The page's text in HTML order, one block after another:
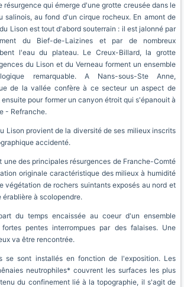
résurgence qui émerge d'une grotte creusée dans le
salinois, au fond d'un cirque rocheux. En amont de
Lison est tout d'abord souterrain : il est jalonné par
du Bief-de-Laizines et par de nombreux
l'eau du plateau. Le Creux-Billard, la grotte
du Lison et du Verneau forment un ensemble
remarquable. A Nans-sous-Ste Anne,
de la vallée confère à ce secteur un aspect de
pour former un canyon étroit qui s'épanouit à
- Refranche.
Lison provient de la diversité de ses milieux inscrits
accidenté.
une des principales résurgences de Franche-Comté
originale caractéristique des milieux à humidité
végétation de rochers suintants exposés au nord et
à scolopendre.
du temps encaissée au coeur d'un ensemble
pentes interrompues par des falaises. Une
va être rencontrée.
se sont installés en fonction de l'exposition. Les
neutrophiles* couvrent les surfaces les plus
du confinement lié à la topographie, il s'agit de